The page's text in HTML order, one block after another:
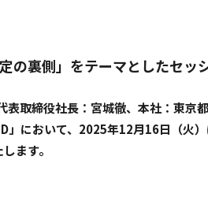
の裏側」をテーマとしたセッ
表取締役社長：宮城徹、本社：東京
」において、2025年12月16日（
ます。